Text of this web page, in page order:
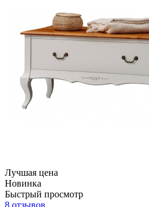
Лучшая цена
Новинка
Быстрый просмотр